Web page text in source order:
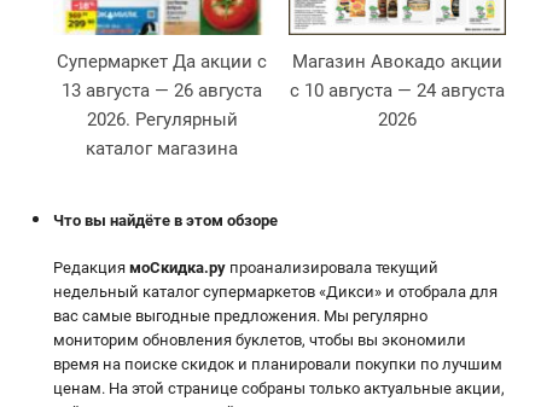
Супермаркет Да акции с
13 августа — 26 августа
2026. Регулярный
каталог магазина
Магазин Авокадо акции
с 10 августа — 24 августа
2026
Что вы найдёте в этом обзоре
Редакция моСкидка.ру проанализировала текущий
недельный каталог супермаркетов «Дикси» и отобрала для
вас самые выгодные предложения. Мы регулярно
мониторим обновления буклетов, чтобы вы экономили
время на поиске скидок и планировали покупки по лучшим
ценам. На этой странице собраны только актуальные акции,